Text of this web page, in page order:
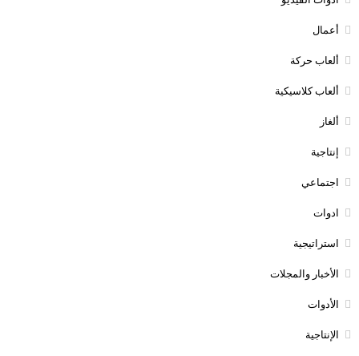
أعمال
ألعاب حركة
ألعاب كلاسيكية
ألغاز
إنتاجية
اجتماعي
ادوات
استراتيجية
الأخبار والمجلات
الأدوات
الإنتاجية